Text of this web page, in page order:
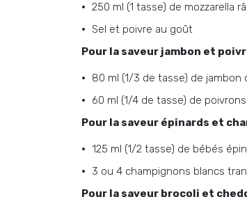
250 ml (1 tasse) de mozzarella
Sel et poivre au goût
Pour la saveur jambon et
80 ml (1/3 de tasse) de jambon
60 ml (1/4 de tasse) de
Pour la saveur épinards et
125 ml (1/2 tasse) de bébés
3 ou 4 champignons blancs
Pour la saveur brocoli et